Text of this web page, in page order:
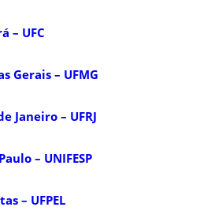
– UFC
Gerais – UFMG
Janeiro – UFRJ
– UNIFESP
– UFPEL